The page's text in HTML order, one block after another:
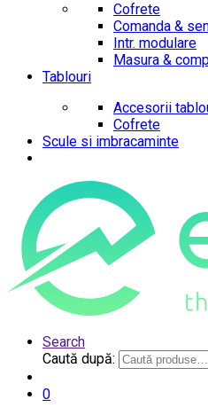
Cofrete
Comanda &
Intr. modulare
Masura &
Tablouri
Accesorii
Cofrete
Scule si imbracaminte
Search
Caută după:
0